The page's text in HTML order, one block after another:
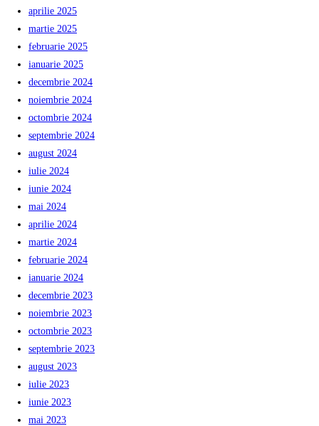
aprilie 2025
martie 2025
februarie 2025
ianuarie 2025
decembrie 2024
noiembrie 2024
octombrie 2024
septembrie 2024
august 2024
iulie 2024
iunie 2024
mai 2024
aprilie 2024
martie 2024
februarie 2024
ianuarie 2024
decembrie 2023
noiembrie 2023
octombrie 2023
septembrie 2023
august 2023
iulie 2023
iunie 2023
mai 2023